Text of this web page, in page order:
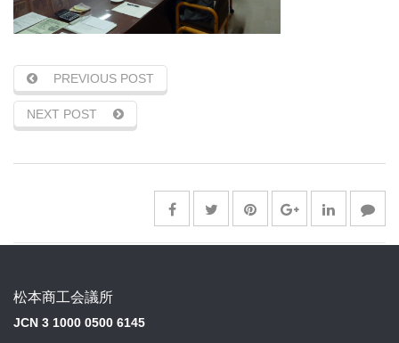
PREVIOUS POST
NEXT POST
松本商工会議所
JCN 3 1000 0500 6145